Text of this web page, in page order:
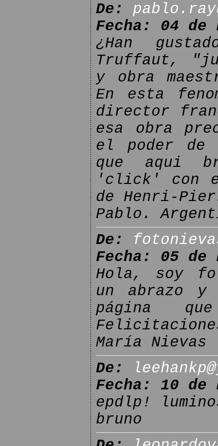
De:
Fecha: 04 de
¿Han
Truffaut,
y obra
En esta
director
esa obra
el poder de
que aqui
'click' con
de Henri-
Pablo.
De:
Fecha: 05 de
Hola, soy
un abrazo y
página
María Nievas
De:
Fecha: 10 de
epdlp!
bruno